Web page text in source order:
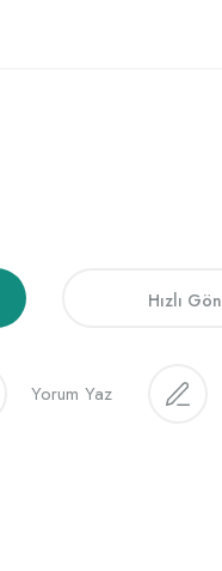
Hızlı
Yorum Yaz